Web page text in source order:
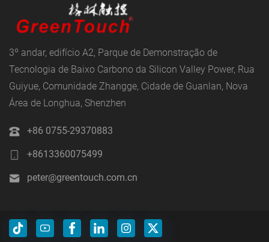
3º andar, edifício A2, Parque de Demonstração de
Tecnologia de Baixo Carbono da Silicon Valley Power, Rua
Guiyue, Comunidade Zhangge, Cidade de Guanlan, Nova
Área de Longhua, Shenzhen
+86 0755-29370883
+8613360075499
peter@greentouch.com.cn